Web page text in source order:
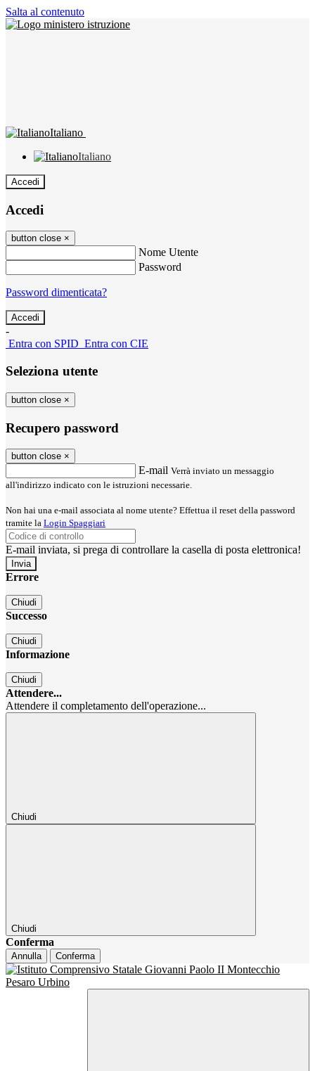
Salta al contenuto
Italiano
Italiano
Accedi
Accedi
button close ×
Nome Utente
Password
Password dimenticata?
-
Entra con SPID Entra con CIE
Seleziona utente
button close ×
Recupero password
button close ×
E-mail Verrà inviato un messaggio
all'indirizzo indicato con le istruzioni necessarie.
Non hai una e-mail associata al nome utente? Effettua il reset della password
tramite la Login Spaggiari
E-mail inviata, si prega di controllare la casella di posta elettronica!
Errore
Chiudi
Successo
Chiudi
Informazione
Chiudi
Attendere...
Attendere il completamento dell'operazione...
Chiudi
Chiudi
Conferma
Annulla Conferma